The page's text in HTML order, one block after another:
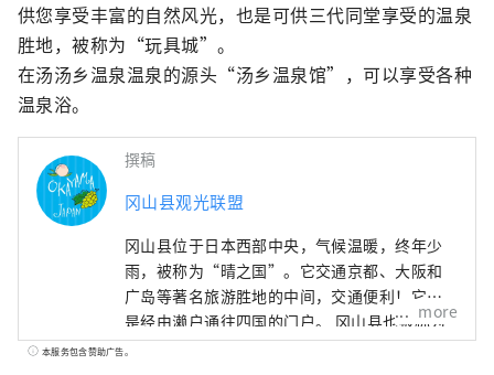
供您享受丰富的自然风光，也是可供三代同堂享受的温泉
胜地，被称为“玩具城”。
在汤汤乡温泉温泉的源头“汤乡温泉馆”，可以享受各种
温泉浴。
撰稿
冈山县观光联盟
冈山县位于日本西部中央，气候温暖，终年少
雨，被称为“晴之国”。它交通京都、大阪和
广岛等著名旅游胜地的中间，交通便利！它也
是经由濑户通往四国的门户。 冈山县也被称为
“水果冈山”，在濑户内温暖的气候下，阳光
more
本服务包含赞助广告。